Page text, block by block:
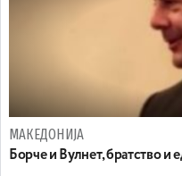
МАКЕДОНИЈА
Борче и Вулнет, братство и